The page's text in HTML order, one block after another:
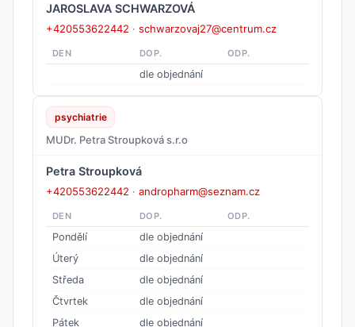
JAROSLAVA SCHWARZOVÁ
+420553622442 · schwarzovaj27@centrum.cz
DEN DOP. ODP.
dle objednání
psychiatrie
MUDr. Petra Stroupková s.r.o
Petra Stroupková
+420553622442 · andropharm@seznam.cz
DEN DOP. ODP.
Pondělí
dle objednání
Úterý
dle objednání
Středa
dle objednání
Čtvrtek
dle objednání
Pátek
dle objednání